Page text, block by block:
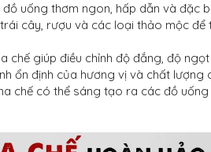
uống thơm ngon, hấp dẫn và đặc
cây, rượu và các loại thảo mộc để
chế giúp điều chỉnh độ đắng, độ
ổn định của hương vị và chất lượng
chế có thể sáng tạo ra các đồ